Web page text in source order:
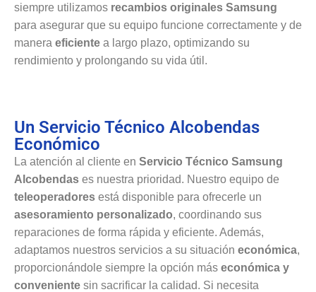
siempre utilizamos recambios originales Samsung
para asegurar que su equipo funcione correctamente y de
manera eficiente a largo plazo, optimizando su
rendimiento y prolongando su vida útil.
Un Servicio Técnico Alcobendas
Económico
La atención al cliente en Servicio Técnico Samsung
Alcobendas es nuestra prioridad. Nuestro equipo de
teleoperadores está disponible para ofrecerle un
asesoramiento personalizado, coordinando sus
reparaciones de forma rápida y eficiente. Además,
adaptamos nuestros servicios a su situación económica,
proporcionándole siempre la opción más económica y
conveniente sin sacrificar la calidad. Si necesita